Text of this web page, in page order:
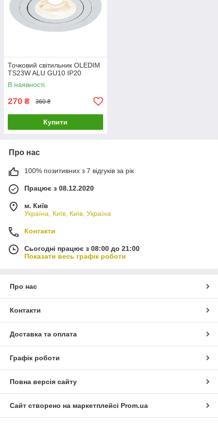
Точковий світильник OLEDIM
TS23W ALU GU10 IP20
В наявності
270 ₴ 360 ₴
Купити
Про нас
100% позитивних з 7 відгуків за рік
Працює з 08.12.2020
м. Київ
Україна, Київ, Київ, Україна
Контакти
Сьогодні працює з 08:00 до 21:00
Показати весь графік роботи
Про нас
Контакти
Доставка та оплата
Графік роботи
Повна версія сайту
Сайт створено на маркетплейсі Prom.ua